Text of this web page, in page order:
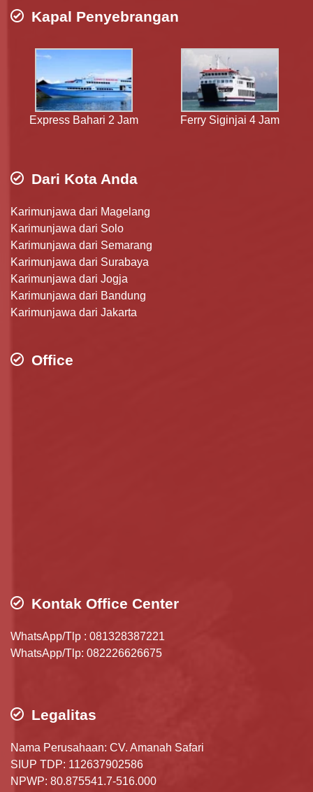
Kapal Penyebrangan
Express Bahari 2 Jam Ferry Siginjai 4 Jam
Dari Kota Anda
Karimunjawa dari Magelang
Karimunjawa dari Solo
Karimunjawa dari Semarang
Karimunjawa dari Surabaya
Karimunjawa dari Jogja
Karimunjawa dari Bandung
Karimunjawa dari Jakarta
Office
Kontak Office Center
WhatsApp/Tlp : 081328387221
WhatsApp/Tlp: 082226626675
Legalitas
Nama Perusahaan: CV. Amanah Safari
SIUP TDP: 112637902586
NPWP: 80.875541.7-516.000